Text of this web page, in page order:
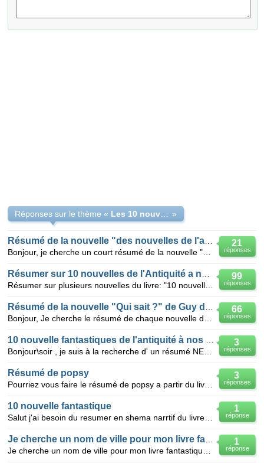
Réponses sur le thème « »
21
réponses
99
réponses
66
réponses
3
réponses
3
réponses
Résumé de popsy
1
réponse
10 nouvelle fantastique
1
réponse